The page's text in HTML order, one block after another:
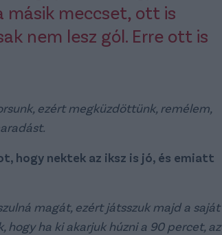
másik meccset, ott is
nem lesz gól. Erre ott is
ezért megküzdöttünk, remélem,
hogy nektek az iksz is jó, és emiatt
magát, ezért játsszuk majd a saját
ha ki akarjuk húzni a 90 percet, az